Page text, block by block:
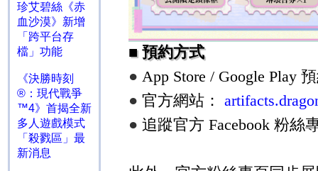
珍艾碧絲《赤
血沙漠》新增
「跨平台存
檔」功能
《決勝時刻
®：現代戰爭
™4》首揭全新
多人遊戲模式
「殺戮區」最
新消息
■ 預約方式
● App Store / Google Play
● 官方網站：
● 追蹤官方 Facebook 粉絲